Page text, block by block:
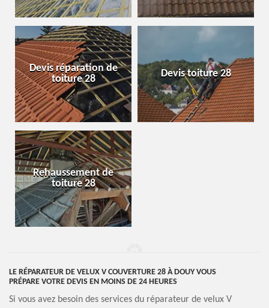
Devis réparation de
toiture 28
Devis toiture 28
Rehaussement de
toiture 28
LE RÉPARATEUR DE VELUX V COUVERTURE 28 À DOUY VOUS
PRÉPARE VOTRE DEVIS EN MOINS DE 24 HEURES
Si vous avez besoin des services du réparateur de velux V